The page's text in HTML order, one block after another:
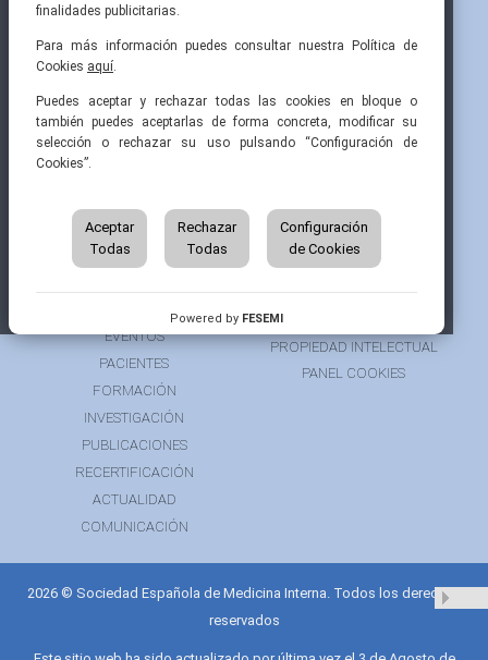
Pintor Ribera, 3
28016 Madrid
91 519 70 80
91 519 70 81
semi@fesemi.org
femi@fesemi.org
ÁREA DE SOCIO
GRUPOS DE TRABAJO
EVENTOS
PACIENTES
FORMACIÓN
INVESTIGACIÓN
PUBLICACIONES
RECERTIFICACIÓN
ACTUALIDAD
COMUNICACIÓN
AVISO LEGAL
AVISO PARA PACIENTES
FINANCIACIÓN
POLÍTICA DE COOKIES
PROPIEDAD INTELECTUAL
PANEL COOKIES
2026 © Sociedad Española de Medicina Interna. Todos los derechos
reservados
finalidades publicitarias.
Para más información puedes consultar nuestra Política de
Cookies aquí.
Puedes aceptar y rechazar todas las cookies en bloque o
también puedes aceptarlas de forma concreta, modificar su
selección o rechazar su uso pulsando “Configuración de
Cookies”.
Aceptar
Todas
Rechazar
Todas
Configuración
de Cookies
Powered by FESEMI